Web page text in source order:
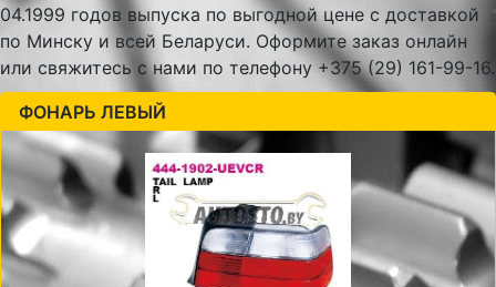
04.1999 годов выпуска по выгодной цене с доставкой
по Минску и всей Беларуси. Оформите заказ онлайн
или свяжитесь с нами по телефону +375 (29) 161-99-16.
ФОНАРЬ ЛЕВЫЙ